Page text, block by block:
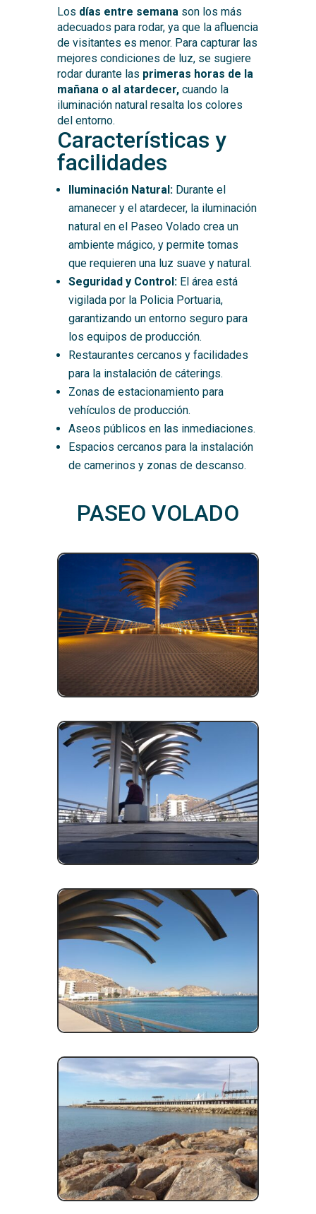
Los días entre semanason los más
adecuados para rodar, ya que la afluencia
de visitantes es menor. Para capturar las
mejores condiciones de luz, se sugiere
rodar durante las primeras horas de la
mañana o al atardecer,cuando la
iluminación natural resalta los colores
del entorno.
Características y
facilidades
Iluminación Natural:Durante el
amanecer y el atardecer, la iluminación
natural en el Paseo Volado crea un
ambiente mágico, y permite tomas
que requieren una luz suave y natural.
Seguridad y Control:El área está
vigilada por la Policia Portuaria,
garantizando un entorno seguro para
los equipos de producción.
Restaurantes cercanos y facilidades
para la instalación de cáterings.
Zonas de estacionamiento para
vehículos de producción.
Aseos públicos en las inmediaciones.
Espacios cercanos para la instalación
de camerinos y zonas de descanso.
PASEO VOLADO